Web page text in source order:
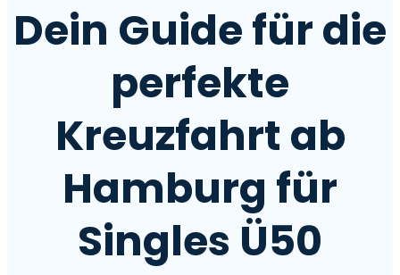
Dein Guide für die
perfekte
Kreuzfahrt ab
Hamburg für
Singles Ü50